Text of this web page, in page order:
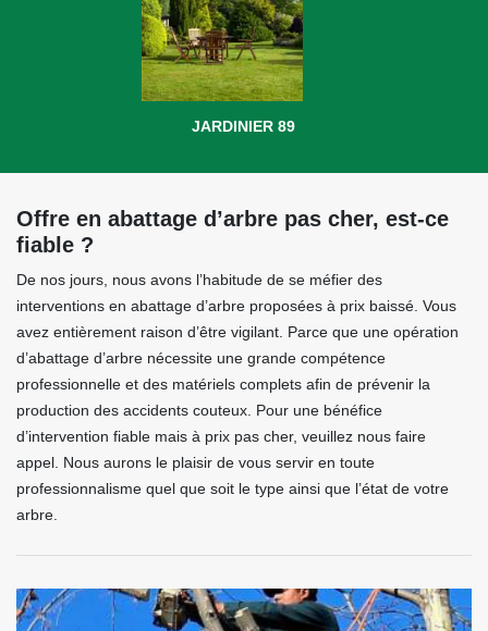
JARDINIER 89
Offre en abattage d’arbre pas cher, est-ce
fiable ?
De nos jours, nous avons l’habitude de se méfier des
interventions en abattage d’arbre proposées à prix baissé. Vous
avez entièrement raison d’être vigilant. Parce que une opération
d’abattage d’arbre nécessite une grande compétence
professionnelle et des matériels complets afin de prévenir la
production des accidents couteux. Pour une bénéfice
d’intervention fiable mais à prix pas cher, veuillez nous faire
appel. Nous aurons le plaisir de vous servir en toute
professionnalisme quel que soit le type ainsi que l’état de votre
arbre.